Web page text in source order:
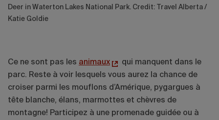
Deer in Waterton Lakes National Park. Credit: Travel Alberta /
Katie Goldie
Ce ne sont pas les animaux
qui manquent dans le
parc. Reste à voir lesquels vous aurez la chance de
croiser parmi les mouflons d’Amérique, pygargues à
tête blanche, élans, marmottes et chèvres de
montagne! Participez à une promenade guidée ou à